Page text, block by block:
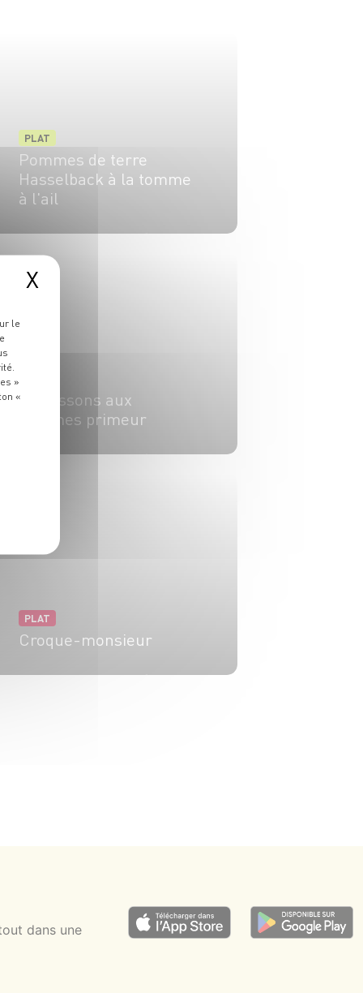
PLAT
Pommes de terre
Hasselback à la tomme
à l'ail
Chaussons aux
légumes primeur
PLAT
Croque-monsieur
dans une
X
le
»
«